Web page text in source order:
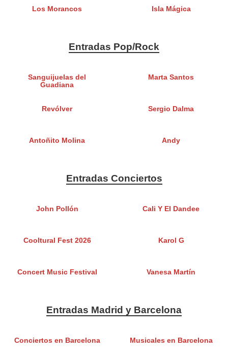
Los Morancos Isla Mágica
Entradas Pop/Rock
Sanguijuelas del
Guadiana
Marta Santos
Revólver Sergio Dalma
Antoñito Molina Andy
Entradas Conciertos
John Pollón Cali Y El Dandee
Cooltural Fest 2026 Karol G
Concert Music Festival Vanesa Martín
Entradas Madrid y Barcelona
Conciertos en Barcelona Musicales en Barcelona